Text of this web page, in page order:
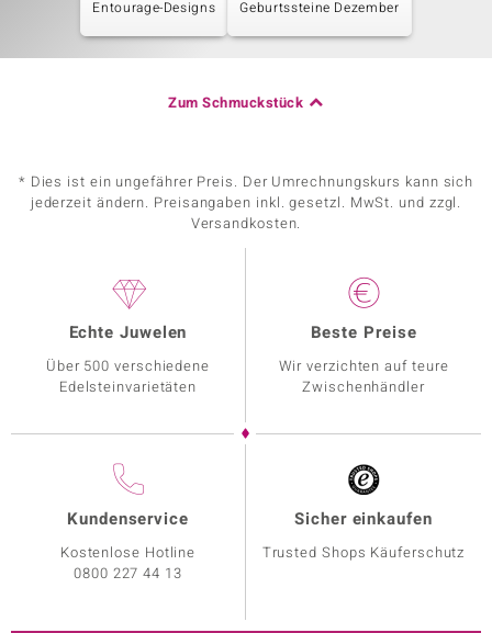
Entourage-Designs Geburtssteine Dezember
Zum Schmuckstück
* Dies ist ein ungefährer Preis. Der Umrechnungskurs kann sich
jederzeit ändern. Preisangaben inkl. gesetzl. MwSt. und zzgl.
Versandkosten.
Echte Juwelen
Über 500 verschiedene
Edelsteinvarietäten
Beste Preise
Wir verzichten auf teure
Zwischenhändler
Kundenservice
Kostenlose Hotline
0800 227 44 13
Sicher einkaufen
Trusted Shops Käuferschutz